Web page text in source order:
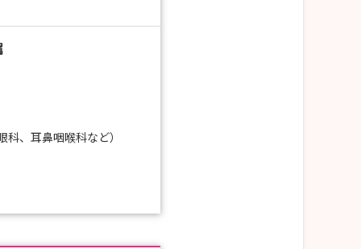
、耳鼻咽喉科など）